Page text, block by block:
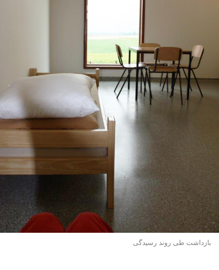
بازداشت طی روند رسیدگی